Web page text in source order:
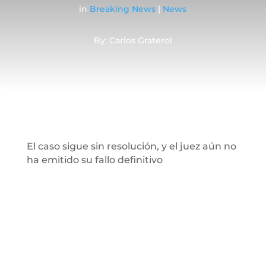
in Breaking News | News
By: Carlos Graterol
El caso sigue sin resolución, y el juez aún no
ha emitido su fallo definitivo